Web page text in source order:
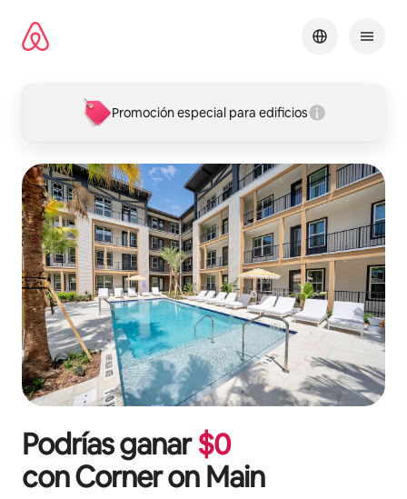
contenido
Promoción especial para edificios
Podrías ganar$0
conCorner on Main